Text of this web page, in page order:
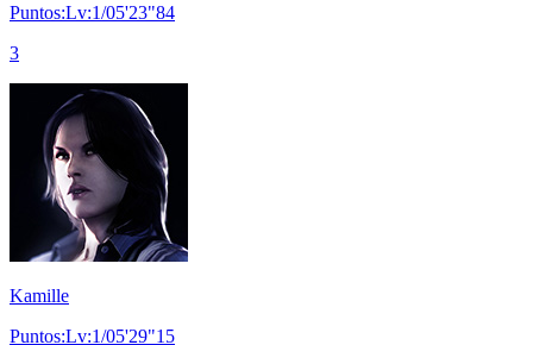
Puntos:Lv:1/05'23"84
3
Kamille
Puntos:Lv:1/05'29"15